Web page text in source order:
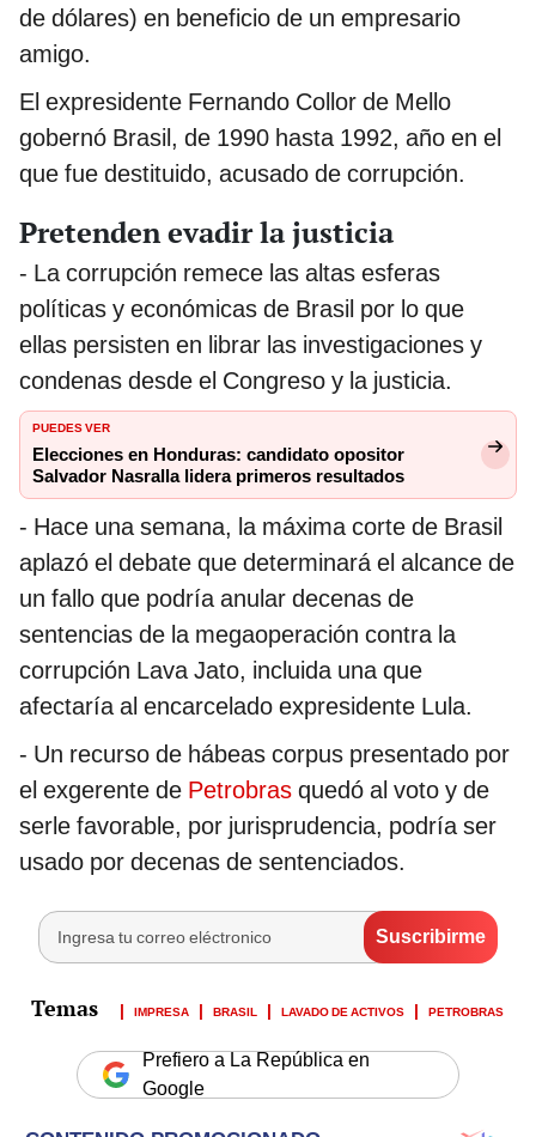
de dólares) en beneficio de un empresario
amigo.
El expresidente Fernando Collor de Mello
gobernó Brasil, de 1990 hasta 1992, año en el
que fue destituido, acusado de corrupción.
Pretenden evadir la justicia
- La corrupción remece las altas esferas
políticas y económicas de Brasil por lo que
ellas persisten en librar las investigaciones y
condenas desde el Congreso y la justicia.
PUEDES VER
Elecciones en Honduras: candidato opositor
Salvador Nasralla lidera primeros resultados
- Hace una semana, la máxima corte de Brasil
aplazó el debate que determinará el alcance de
un fallo que podría anular decenas de
sentencias de la megaoperación contra la
corrupción Lava Jato, incluida una que
afectaría al encarcelado expresidente Lula.
- Un recurso de hábeas corpus presentado por
el exgerente de Petrobras quedó al voto y de
serle favorable, por jurisprudencia, podría ser
usado por decenas de sentenciados.
IMPRESA BRASIL LAVADO DE ACTIVOS PETROBRAS
Prefiero a La República en
Google